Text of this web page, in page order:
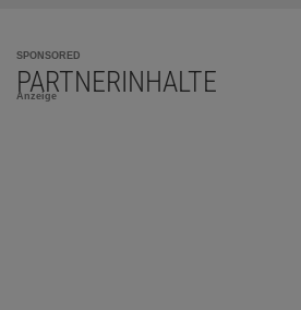
SPONSORED
PARTNERINHALTE
Anzeige